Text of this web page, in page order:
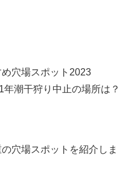
め穴場スポット2023
年潮干狩り中止の場所は？
穴場スポットを紹介しま